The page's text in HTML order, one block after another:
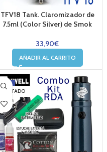
TFV18 Tank. Claromizador de
7.5ml (Color Silver) de Smok
33,90€
AÑADIR AL CARRITO
-19%
AGOTADO